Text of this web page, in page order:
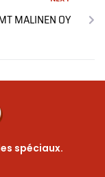
MALINEN OY
spéciaux.